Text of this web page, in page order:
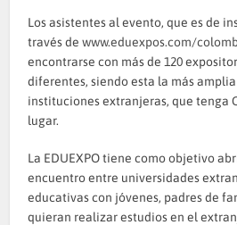
Los asistentes al evento, que es de
través dewww.eduexpos.com/
encontrarse con más de 120
diferentes, siendo esta la más
instituciones extranjeras, que tenga
lugar.
La EDUEXPO tiene como objetivo
encuentro entre universidades
educativas con jóvenes, padres de
quieran realizar estudios en el